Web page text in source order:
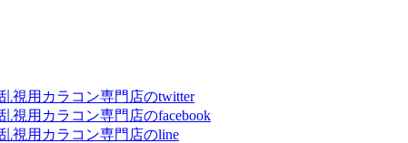
視用カラコン専門店のtwitter
視用カラコン専門店のfacebook
視用カラコン専門店のline